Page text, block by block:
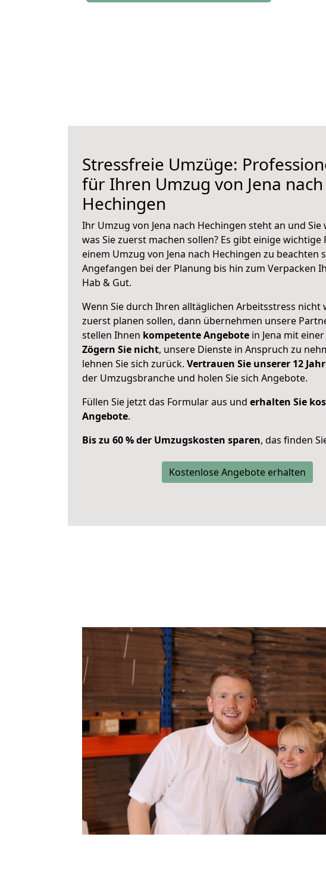
Stressfreie Umzüge:
für Ihren Umzug von Jena nach
Hechingen
Ihr Umzug von Jena nach Hechingen steht an und Sie
was Sie zuerst machen sollen? Es gibt einige wichtige
einem Umzug von Jena nach Hechingen zu beachten
Angefangen bei der Planung bis hin zum Verpacken
Hab & Gut.
Wenn Sie durch Ihren alltäglichen Arbeitsstress nicht
zuerst planen sollen, dann übernehmen unsere
stellen Ihnen kompetente Angebote in Jena mit
Zögern Sie nicht, unsere Dienste in Anspruch zu
lehnen Sie sich zurück. Vertrauen Sie unserer 12
der Umzugsbranche und holen Sie sich Angebote.
Füllen Sie jetzt das Formular aus und erhalten Sie
Angebote.
Bis zu 60 % der Umzugskosten sparen, das finden
Kostenlose Angebote erhalten